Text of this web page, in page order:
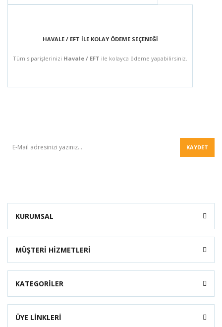
HAVALE / EFT İLE KOLAY ÖDEME SEÇENEĞİ
Tüm siparişlerinizi Havale / EFT ile kolayca ödeme yapabilirsiniz.
KAYDET
KURUMSAL
MÜŞTERİ HİZMETLERİ
KATEGORİLER
ÜYE LİNKLERİ